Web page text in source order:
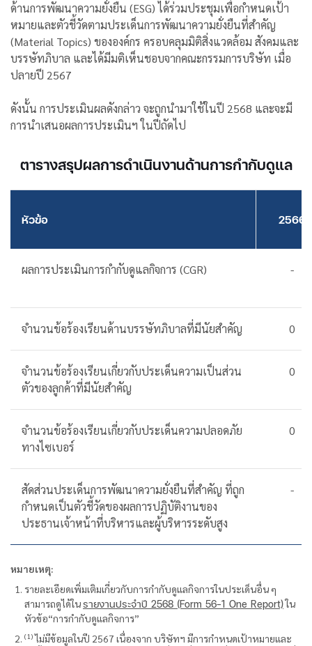
ด้านการพัฒนาความยั่งยืน (ESG) ได้ร่วมประชุมเพื่อกำหนดเป้า
หมายและตัวชี้วัดตามประเด็นการพัฒนาความยั่งยืนที่สำคัญ
(Material Topics) ขององค์กร ครอบคลุมมิติสิ่งแวดล้อม สังคมและ
บรรษัทภิบาล และได้มีมติเห็นชอบจากคณะกรรมการบริษัท เมื่อ
ปลายปี 2567
ดังนั้น การประเมินผลดังกล่าว จะถูกนำมาใช้ในปี 2568 และจะมี
การนำเสนอผลการประเมินฯ ในปีถัดไป
ตารางสรุปผลการดำเนินงานด้านการกำกับดูแล
หัวข้อ 2566
ผลการประเมินการกำกับดูแลกิจการ (CGR) -
จำนวนข้อร้องเรียนด้านบรรษัทภิบาลที่มีนัยสำคัญ 0
จำนวนข้อร้องเรียนเกี่ยวกับประเด็นความเป็นส่วน
ตัวของลูกค้าที่มีนัยสำคัญ
0
จำนวนข้อร้องเรียนเกี่ยวกับประเด็นความปลอดภัย
ทางไซเบอร์
0
สัดส่วนประเด็นการพัฒนาความยั่งยืนที่สำคัญ ที่ถูก
กำหนดเป็นตัวชี้วัดของผลการปฏิบัติงานของ
ประธานเจ้าหน้าที่บริหารและผู้บริหารระดับสูง
-
หมายเหตุ:
รายละเอียดเพิ่มเติมเกี่ยวกับการกำกับดูแลกิจการในประเด็นอื่น ๆ
สามารถดูได้ในรายงานประจำปี 2568 (Form 56-1 One Report)ใน
หัวข้อ“การกำกับดูแลกิจการ”
(1)ไม่มีข้อมูลในปี 2567 เนื่องจาก บริษัทฯ มีการกำหนดเป้าหมายและ